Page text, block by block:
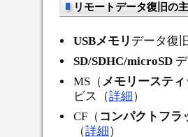
リモートデータ復旧の
USBメモリ データ復
SD/SDHC/microSD
MS（メモリースティ
ビス（詳細）
CF（ コンパクトフラ
（詳細）